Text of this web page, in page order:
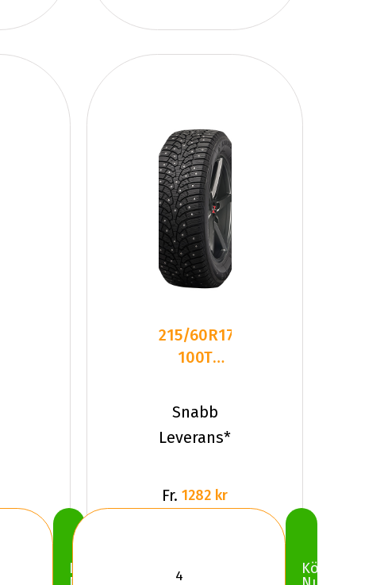
Köp
215/60R17
100T
SW-9 XL
Dubbat
2026
Snabb
Leverans*
Fr. 1282 kr
Köp